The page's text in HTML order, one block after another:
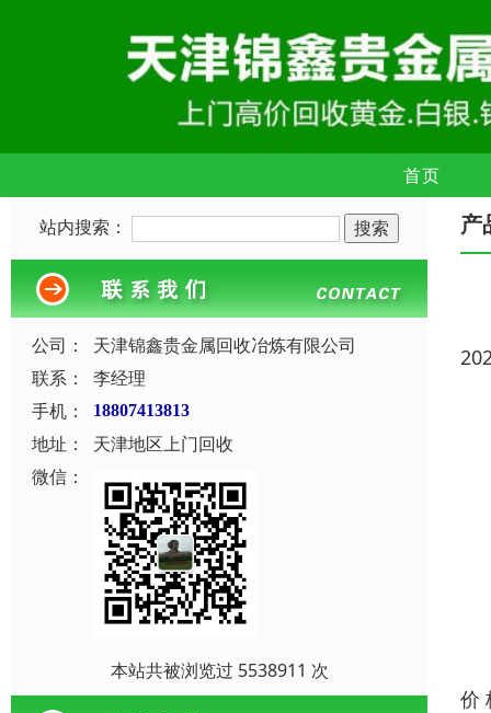
首页
站内搜索：
公司：
天津锦鑫贵金属回收冶炼有限公司
联系：
李经理
手机：
18807413813
地址：
天津地区上门回收
微信：
本站共被浏览过 5538911 次
产
价